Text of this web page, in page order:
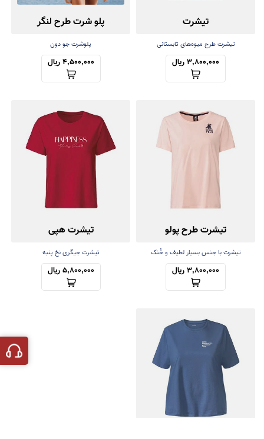
تیشرت
تیشرت طرح میوه‌های تابستانی
3,800,000 ریال
پلو شرت طرح لنگر
پلوشرت جو دون
4,500,000 ریال
تیشرت طرح پولو
تیشرت با جنس بسیار لطیف و خُنک
3,800,000 ریال
تیشرت هپی
تیشرت جیگری نخ پنبه
5,800,000 ریال